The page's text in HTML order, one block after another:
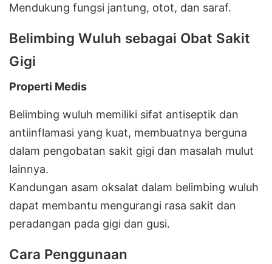
Mendukung fungsi jantung, otot, dan saraf.
Belimbing Wuluh sebagai Obat Sakit
Gigi
Properti Medis
Belimbing wuluh memiliki sifat antiseptik dan
antiinflamasi yang kuat, membuatnya berguna
dalam pengobatan sakit gigi dan masalah mulut
lainnya.
Kandungan asam oksalat dalam belimbing wuluh
dapat membantu mengurangi rasa sakit dan
peradangan pada gigi dan gusi.
Cara Penggunaan